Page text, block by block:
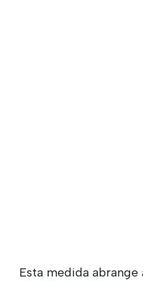
Esta medida